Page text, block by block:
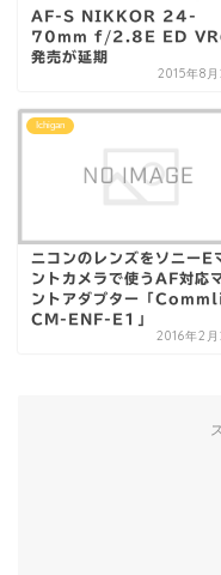
AF-S NIKKOR 24-
70mm f/2.8E ED VR
発売が延期
2015年8月
Ichigan
ニコンのレンズをソニーE
ントカメラで使うAF対応
ントアダプター「
CM-ENF-E1」
2016年2月